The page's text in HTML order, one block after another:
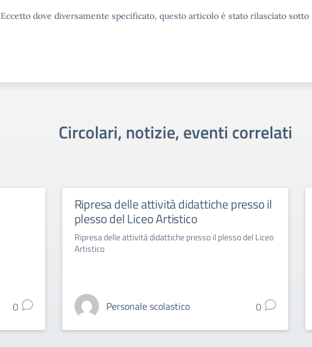
Eccetto dove diversamente specificato, questo articolo è stato rilasciato
Circolari, notizie, eventi correlati
0
Ripresa delle attività didattiche presso il
plesso del Liceo Artistico
Ripresa delle attività didattiche presso il plesso del Liceo
Artistico
Personale scolastico 0